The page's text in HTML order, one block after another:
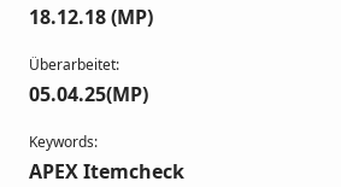
18.12.18 (MP)
Überarbeitet:
05.04.25(MP)
Keywords:
APEX Itemcheck